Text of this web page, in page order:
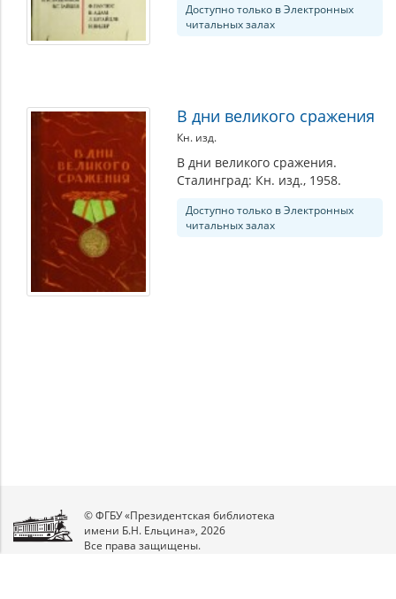
Доступно только в Электронных
читальных залах
В дни великого сражения
Кн. изд.
В дни великого сражения.
Сталинград: Кн. изд., 1958.
Доступно только в Электронных
читальных залах
© ФГБУ «Президентская библиотека
имени Б.Н. Ельцина», 2026
Все права защищены.